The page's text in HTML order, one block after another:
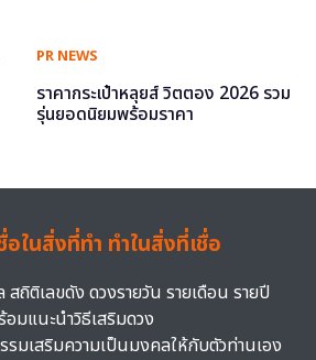
PR NEWS
ราคากระเป๋าหลุยส์ วิตตอง 2026 รวม
รุ่นยอดนิยมพร้อมราคา
ในสิ่งที่ทำ ทำในสิ่งที่เชื่อ
สถิติเลขดัง ดวงรายวัน รายเดือน รายปี
มแนะนำวิธีเสริมดวง
รมเสริมความเป็นมงคลให้กับตัวท่านเอง